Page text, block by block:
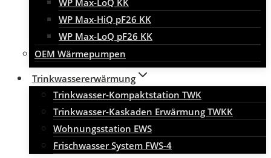
WP Max-LoQ KK
WP Max-HiQ pF26 KK
WP Max-LoQ pF26 KK
OEM Wärmepumpen
Trinkwassererwärmung
Trinkwasser-Kompaktstation TWK
Trinkwasser-Kaskaden Erwärmung TWKK
Wohnungsstation EWS
Frischwasser System FWS-4